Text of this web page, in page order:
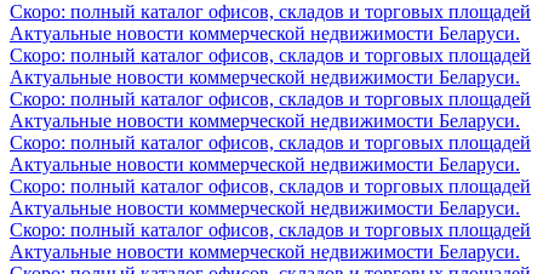
Скоро: полный каталог офисов, складов и торговых площадей
Актуальные новости коммерческой недвижимости Беларуси.
Скоро: полный каталог офисов, складов и торговых площадей
Актуальные новости коммерческой недвижимости Беларуси.
Скоро: полный каталог офисов, складов и торговых площадей
Актуальные новости коммерческой недвижимости Беларуси.
Скоро: полный каталог офисов, складов и торговых площадей
Актуальные новости коммерческой недвижимости Беларуси.
Скоро: полный каталог офисов, складов и торговых площадей
Актуальные новости коммерческой недвижимости Беларуси.
Скоро: полный каталог офисов, складов и торговых площадей
Актуальные новости коммерческой недвижимости Беларуси.